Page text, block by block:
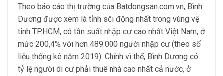
Theo báo cáo thị trường của Batdongsan.com.vn, Bình
Dương được xem là tỉnh sôi động nhất trong vùng vệ
tinh TP.HCM, có tần suất nhập cư cao nhất Việt Nam, ở
mức 200,4% với hơn 489.000 người nhập cư (theo số
liệu thống kê năm 2019). Chính vì thế, Bình Dương có
tỷ lệ người di cư phải thuê nhà cao nhất cả nước, ở